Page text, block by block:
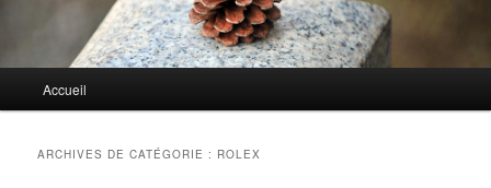
principal
Accueil
ARCHIVES DE CATÉGORIE : ROLEX